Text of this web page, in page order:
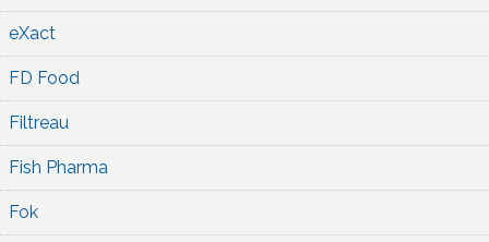
eXact
FD Food
Filtreau
Fish Pharma
Fok